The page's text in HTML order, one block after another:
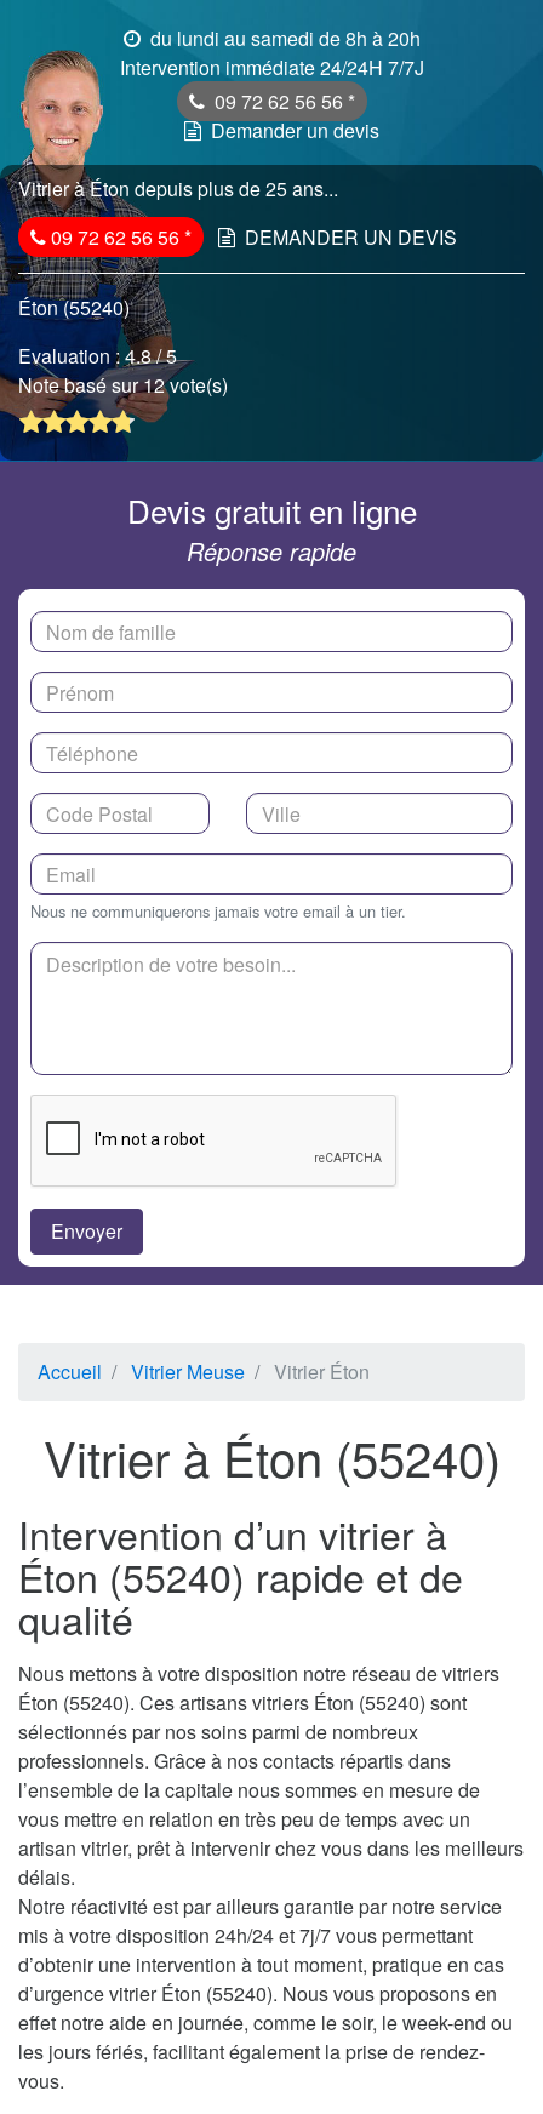
du lundi au samedi de 8h à 20h
Intervention immédiate 24/24H 7/7J
09 72 62 56 56 *
Demander un devis
Vitrier à Éton depuis plus de 25 ans...
09 72 62 56 56* DEMANDER UN DEVIS
Éton (55240)
Evaluation :4.8/ 5
Note basé sur 12 vote(s)
Devis gratuit en ligne
Réponse rapide
Nous ne communiquerons jamais votre email à un tier.
Accueil Vitrier Meuse Vitrier Éton
Vitrier à Éton (55240)
Intervention d’un vitrier à
Éton (55240) rapide et de
qualité
Nous mettons à votre disposition notre réseau de vitriers
Éton (55240). Ces artisans vitriers Éton (55240) sont
sélectionnés par nos soins parmi de nombreux
professionnels. Grâce à nos contacts répartis dans
l’ensemble de la capitale nous sommes en mesure de
vous mettre en relation en très peu de temps avec un
artisan vitrier, prêt à intervenir chez vous dans les meilleurs
délais.
Notre réactivité est par ailleurs garantie par notre service
mis à votre disposition 24h/24 et 7j/7 vous permettant
d’obtenir une intervention à tout moment, pratique en cas
d’urgence vitrier Éton (55240). Nous vous proposons en
effet notre aide en journée, comme le soir, le week-end ou
les jours fériés, facilitant également la prise de rendez-
vous.